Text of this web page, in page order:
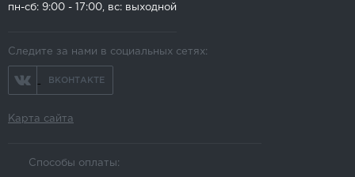
пн-сб: 9:00 - 17:00, вс: выходной
Следите за нами в социальных сетях:
ВКОНТАКТЕ
Карта сайта
Способы оплаты: